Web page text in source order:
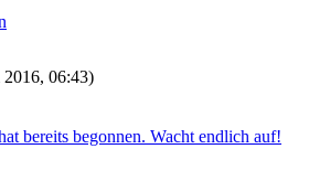
06:43)
bereits begonnen. Wacht endlich auf!